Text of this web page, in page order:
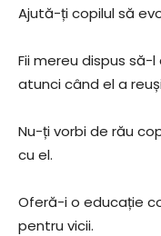
Ajută-ți copilul să
Fii mereu dispus să-
atunci când el a
Nu-ți vorbi de rău
cu el.
Oferă-i o educație
pentru vicii.